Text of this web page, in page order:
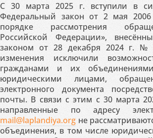
С 30 марта 2025 г. вступили в
Федеральный закон от 2 мая
порядке рассмотрения
Российской Федерации»,
законом от 28 декабря 2024 г.
изменения исключили
гражданами и их
юридическими лицами,
электронного документа
почты. В связи с этим с 30 марта
направленные по адресу
mail@laplandiya.org не
объединения, в том числе